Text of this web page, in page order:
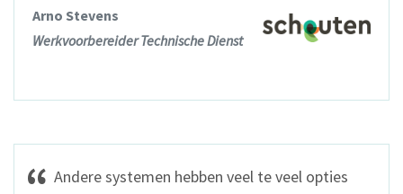
Arno Stevens
Werkvoorbereider Technische Dienst
Andere systemen hebben veel te veel opties